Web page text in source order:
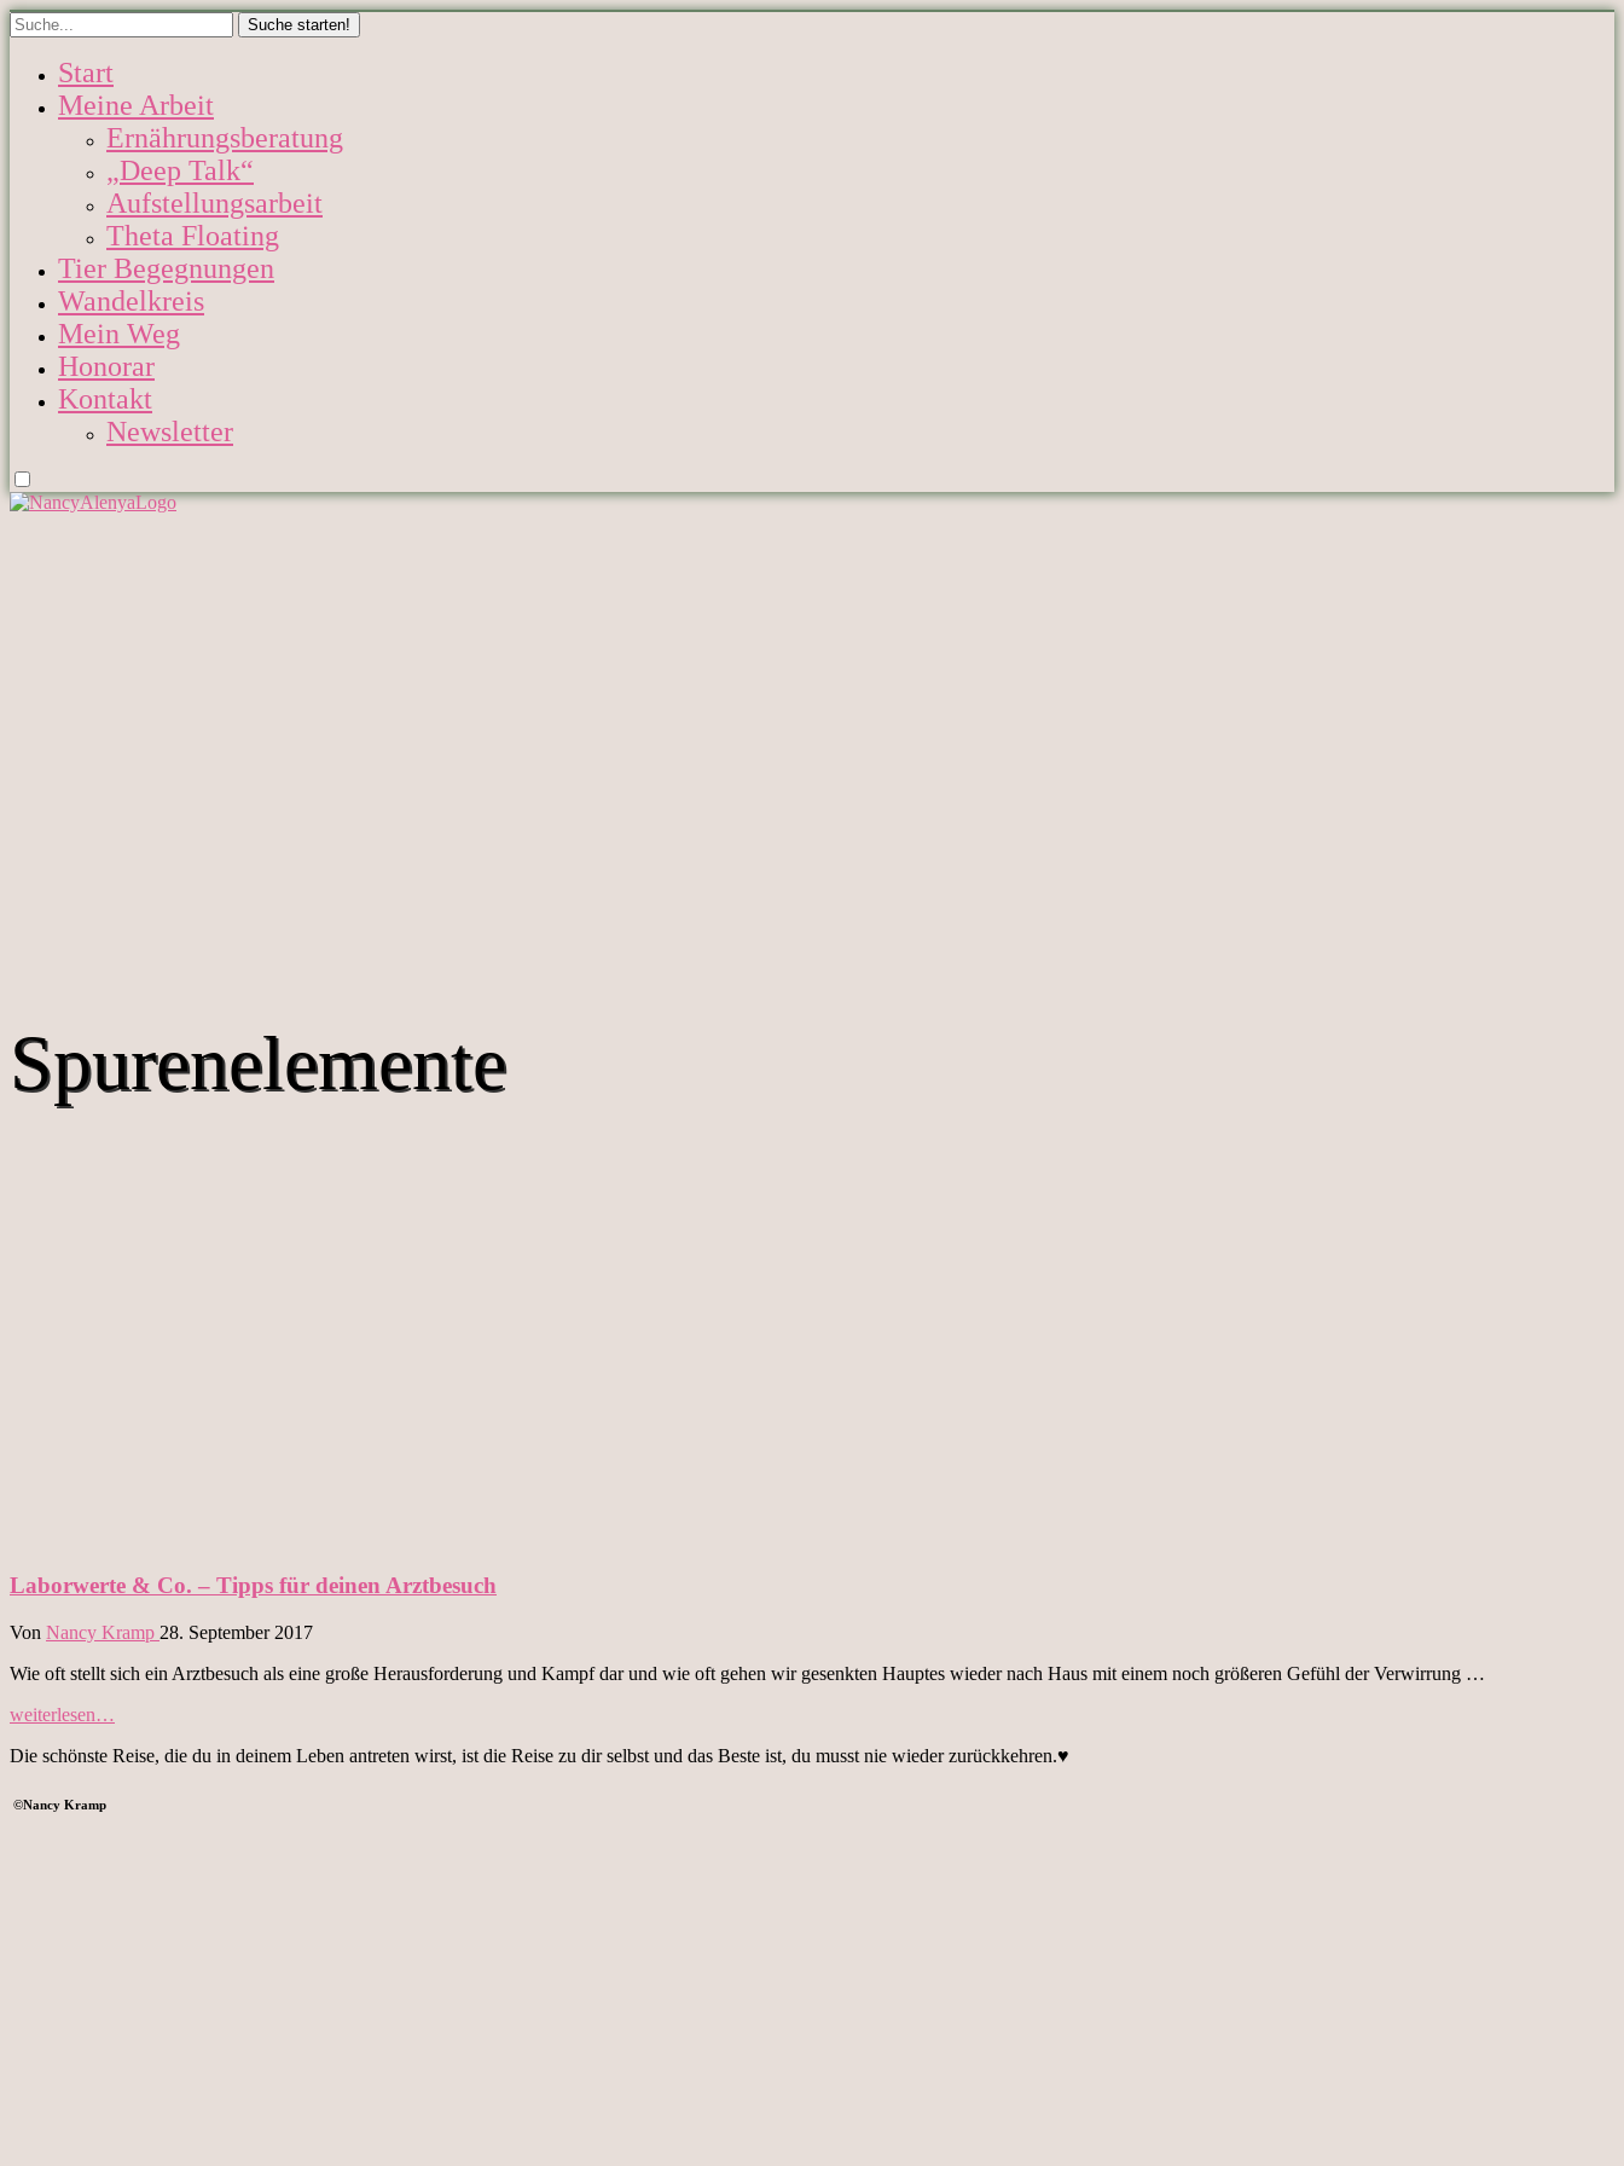
Start
Meine Arbeit
Ernährungsberatung
„Deep Talk“
Aufstellungsarbeit
Theta Floating
Tier Begegnungen
Wandelkreis
Mein Weg
Honorar
Kontakt
Newsletter
Spurenelemente
Laborwerte & Co. – Tipps für deinen Arztbesuch
Von Nancy Kramp 28. September 2017
Wie oft stellt sich ein Arztbesuch als eine große Herausforderung und Kampf dar und wie oft gehen wir gesenkten Hauptes wieder nach Haus mit einem noch größeren Gefühl der Verwirrung …
weiterlesen…
Co.
Die schönste Reise, die du in deinem Leben antreten wirst, ist die Reise zu dir selbst und das Beste ist, du musst nie wieder zurückkehren.♥
©Nancy Kramp